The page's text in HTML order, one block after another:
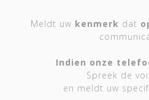
Meldt uw kenmerk dat
Indien onze
Spreek de
en meldt uw